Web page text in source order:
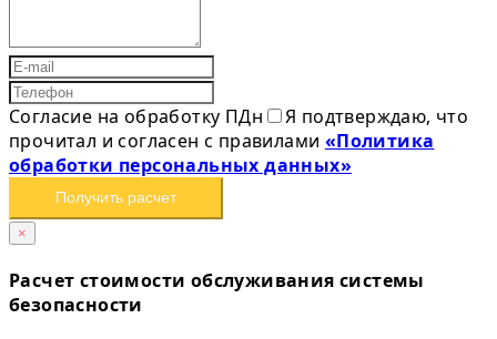
Согласие на обработку ПДн
Я подтверждаю, что
прочитал и согласен с правилами «Политика
обработки персональных данных»
Получить расчет
×
Расчет стоимости обслуживания системы
безопасности